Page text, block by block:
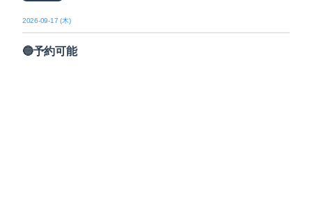
2026-09-17 (木)
🔵予約可能